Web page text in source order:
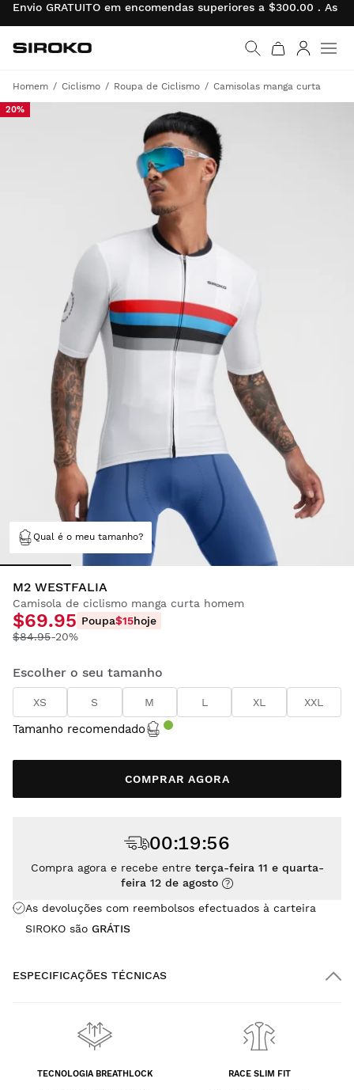
Envio GRATUITO em encomendas superiores a $300.00 . As
Ir para a página inicial
Siroko.com
Homem Ciclismo Roupa de Ciclismo Camisolas manga curta
20%
Qual é o meu tamanho?
M2 WESTFALIA
Camisola de ciclismo manga curta homem
$69.95 Poupa$15hoje
$84.95-20%
Escolher o seu tamanho
XS S M L XL XXL
Tamanho recomendado
COMPRAR AGORA
As devoluções com reembolsos efectuados à carteira
SIROKO são GRÁTIS
00:19:55
Compra agora e recebe entre terça-feira 11 e quarta-
feira 12 de agosto
ESPECIFICAÇÕES TÉCNICAS
TECNOLOGIA BREATHLOCK RACE SLIM FIT